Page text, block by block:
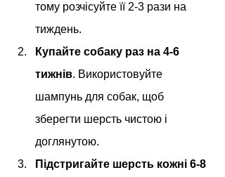
тому розчісуйте її 2-3 рази на
тиждень.
Купайте собаку раз на 4-6
тижнів. Використовуйте
шампунь для собак, щоб
зберегти шерсть чистою і
доглянутою.
Підстригайте шерсть кожні 6-8